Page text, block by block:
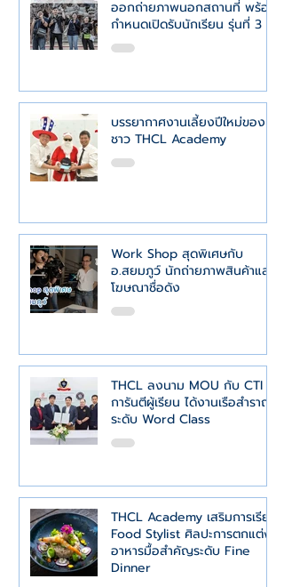
ออกถ่ายภาพนอกสถานที่ พร้อม
กำหนดเปิดรับนักเรียน รุ่นที่ 3
บรรยากาศงานเลี้ยงปีใหม่ของ
ชาว THCL Academy
Work Shop สุดพิเศษกับ
อ.สยมภูว์ นักถ่ายภาพสินค้าและ
โฆษณาชื่อดัง
THCL ลงนาม MOU กับ CTI
การันตีผู้เรียน ได้งานเรือสำราญ
ระดับ Word Class
​THCL Academy เสริมการเรียน
Food Stylist ศิลปะการตกแต่ง
อาหารมื้อสำคัญระดับ Fine
Dinner